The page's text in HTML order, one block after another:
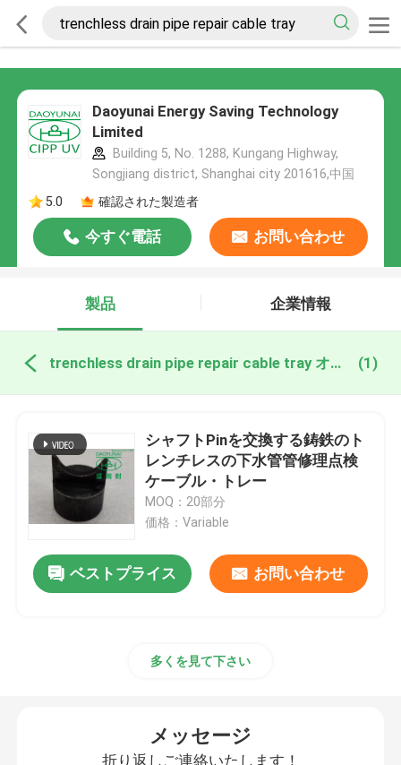
Daoyunai Energy Saving Technology
Limited
Building 5, No. 1288, Kungang Highway,
Songjiang district, Shanghai city 201616,中国
5.0
確認された製造者
今すぐ電話 お問い合わせ
製品 企業情報
trenchless drain pipe repair cable tray オンライン製造 (1)
シャフトPinを交換する鋳鉄のト
レンチレスの下水管管修理点検
ケーブル・トレー
MOQ：20部分
価格：Variable
ベストプライス お問い合わせ
多くを見て下さい
メッセージ
折り返しご連絡いたします！